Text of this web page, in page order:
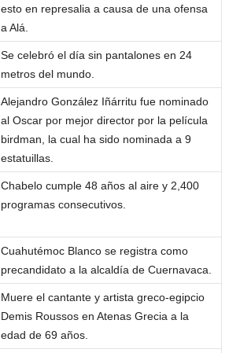
esto en represalia a causa de una ofensa
a Alá.
Se celebró el día sin pantalones en 24
metros del mundo.
Alejandro González Iñárritu fue nominado
al Oscar por mejor director por la película
birdman, la cual ha sido nominada a 9
estatuillas.
Chabelo cumple 48 años al aire y 2,400
programas consecutivos.
Cuahutémoc Blanco se registra como
precandidato a la alcaldía de Cuernavaca.
Muere el cantante y artista greco-egipcio
Demis Roussos en Atenas Grecia a la
edad de 69 años.